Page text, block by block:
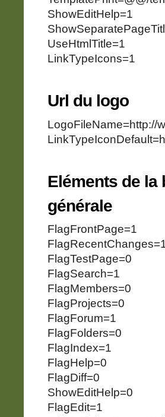
ShowEditHelp=1
UseHtmlTitle=1
LinkTypeIcons=1
Url du logo
LogoFileName=http://
Eléments de la
générale
FlagFrontPage=1
FlagTestPage=0
FlagSearch=1
FlagMembers=0
FlagProjects=0
FlagForum=1
FlagFolders=0
FlagIndex=1
FlagHelp=0
FlagDiff=0
ShowEditHelp=0
FlagEdit=1